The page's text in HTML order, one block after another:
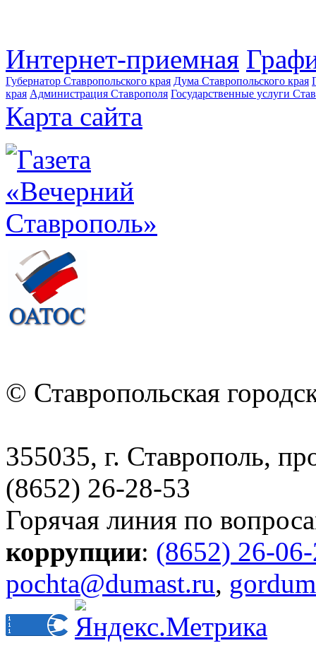
Интернет-приемная
Губернатор Ставропольского края Дума Ставропольского края
края Администрация Ставрополя Государственные услуги
Карта сайта
© Ставропольская
355035, г. Ставрополь,
(8652) 26-28-53
Горячая линия по
коррупции: (8652) 26-
pochta@dumast.ru,